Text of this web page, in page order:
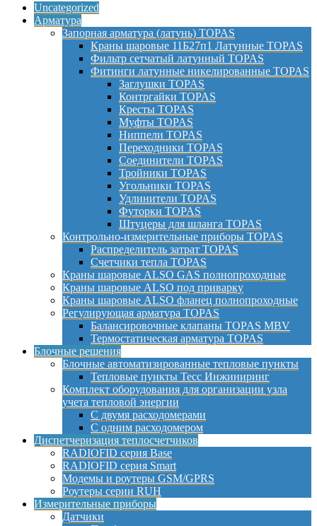
Uncategorized
Арматура
Запорная арматура (латунь) TOPAS
Краны шаровые 11Б27п1 Латунные TOPAS
Фильтр сетчатый латунный TOPAS
Фитинги латунные никелированные TOPAS
Заглушки TOPAS
Контргайки TOPAS
Кресты TOPAS
Муфты TOPAS
Ниппели TOPAS
Переходники TOPAS
Соединители TOPAS
Тройники TOPAS
Угольники TOPAS
Удлинители TOPAS
Футорки TOPAS
Штуцеры для шланга TOPAS
Контрольно-измерительные приборы TOPAS
Распределитель затрат TOPAS
Счетчики тепла TOPAS
Краны шаровые ALSO GAS полнопроходные
Краны шаровые ALSO под приварку
Краны шаровые ALSO фланец полнопроходные
Регулирующая арматура TOPAS
Балансировочные клапаны TOPAS MBV
Термостатическая арматура TOPAS
Блочные решения
Блочные автоматизированные тепловые пункты
Тепловые пункты Тесс Инжиниринг
Комплект оборудования для организации узла
учета тепловой энергии
С двумя расходомерами
С одним расходомером
Диспетчеризация теплосчетчиков
RADIOFID серия Base
RADIOFID серия Smart
Модемы и роутеры GSM/GPRS
Роутеры серии RUH
Измерительные приборы
Датчики